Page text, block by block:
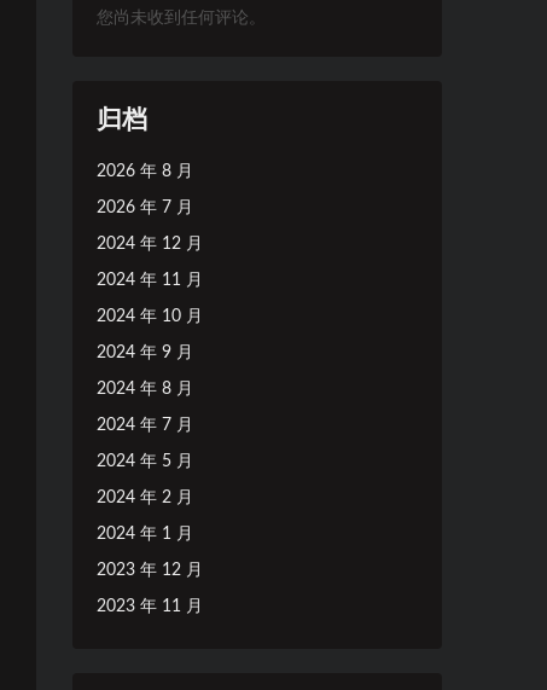
您尚未收到任何评论。
归档
2026 年 8 月
2026 年 7 月
2024 年 12 月
2024 年 11 月
2024 年 10 月
2024 年 9 月
2024 年 8 月
2024 年 7 月
2024 年 5 月
2024 年 2 月
2024 年 1 月
2023 年 12 月
2023 年 11 月